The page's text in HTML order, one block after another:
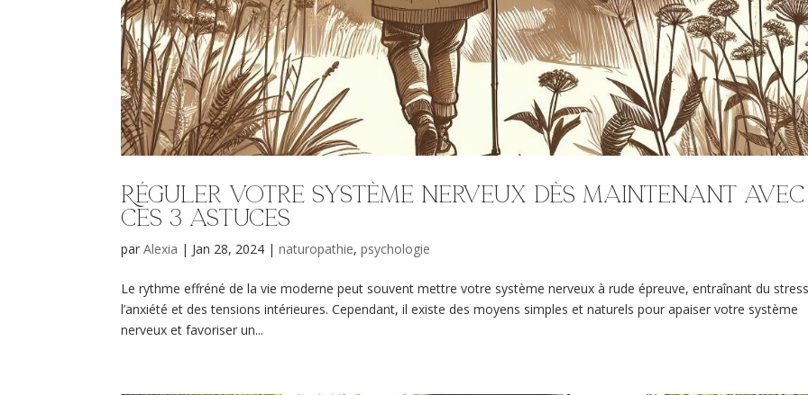
Réguler votre système nerveux dès maintenant avec
ces 3 astuces
parAlexia | Jan 28, 2024 |naturopathie,psychologie
Le rythme effréné de la vie moderne peut souvent mettre votre système nerveux à rude épreuve, entraînant du
l’anxiété et des tensions intérieures. Cependant, il existe des moyens simples et naturels pour apaiser votre système
nerveux et favoriser un...